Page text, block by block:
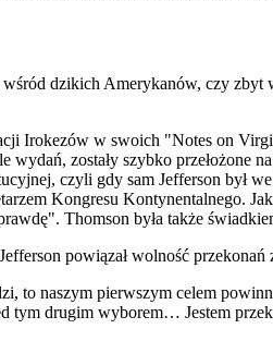
dzikich Amerykanów, czy
Irokezów w swoich "Notes on
zostały szybko przełożone
czyli gdy sam Jefferson był
Kongresu Kontynentalnego.
Thomson była także
powiązał wolność
to naszym pierwszym celem
tym drugim wyborem… Jestem